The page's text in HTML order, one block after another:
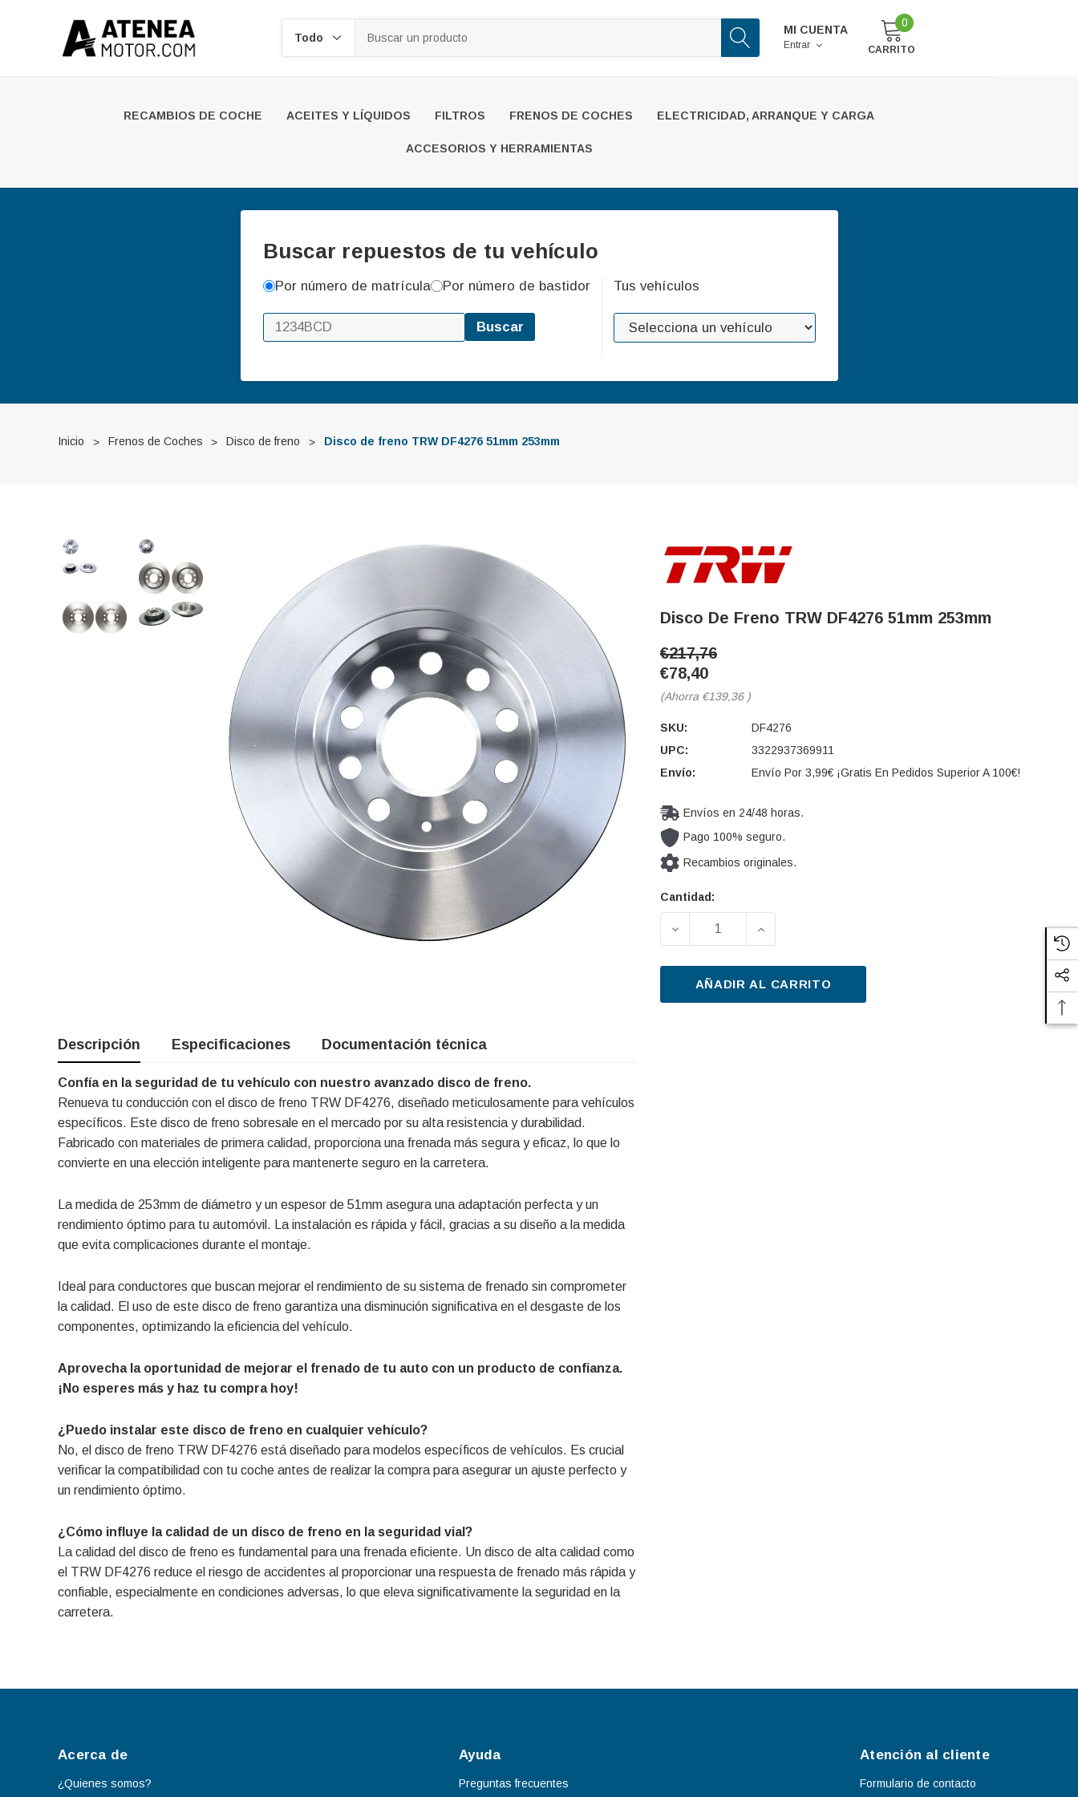
MI CUENTA
Entrar
0
CARRITO
RECAMBIOS DE COCHE ACEITES Y LÍQUIDOS FILTROS FRENOS DE COCHES ELECTRICIDAD, ARRANQUE Y CARGA
ACCESORIOS Y HERRAMIENTAS
Buscar repuestos de tu vehículo
Por número de matrícula Por número de bastidor
Buscar
Tus vehículos
Inicio Frenos de Coches Disco de freno Disco de freno TRW DF4276 51mm 253mm
Disco De Freno TRW DF4276 51mm 253mm
€217,76
€78,40
(Ahorra €139,36 )
SKU:
DF4276
UPC:
3322937369911
Envío:
Envío Por 3,99€ ¡Gratis En Pedidos Superior A 100€!
Envíos en 24/48 horas.
Pago 100% seguro.
Recambios originales.
Cantidad
Cantidad:
DISMINUIR LA CANTIDAD DE DISCO DE FRENO TRW DF4276
AUMENTAR LA CANTIDAD DE DISCO DE FRENO
AÑADIR AL CARRITO
Descripción Especificaciones Documentación técnica
Confía en la seguridad de tu vehículo con nuestro avanzado disco de freno.
Renueva tu conducción con el disco de freno TRW DF4276, diseñado meticulosamente para vehículos
específicos. Este disco de freno sobresale en el mercado por su alta resistencia y durabilidad.
Fabricado con materiales de primera calidad, proporciona una frenada más segura y eficaz, lo que lo
convierte en una elección inteligente para mantenerte seguro en la carretera.
La medida de 253mm de diámetro y un espesor de 51mm asegura una adaptación perfecta y un
rendimiento óptimo para tu automóvil. La instalación es rápida y fácil, gracias a su diseño a la medida
que evita complicaciones durante el montaje.
Ideal para conductores que buscan mejorar el rendimiento de su sistema de frenado sin comprometer
la calidad. El uso de este disco de freno garantiza una disminución significativa en el desgaste de los
componentes, optimizando la eficiencia del vehículo.
Aprovecha la oportunidad de mejorar el frenado de tu auto con un producto de confianza.
¡No esperes más y haz tu compra hoy!
¿Puedo instalar este disco de freno en cualquier vehículo?
No, el disco de freno TRW DF4276 está diseñado para modelos específicos de vehículos. Es crucial
verificar la compatibilidad con tu coche antes de realizar la compra para asegurar un ajuste perfecto y
un rendimiento óptimo.
¿Cómo influye la calidad de un disco de freno en la seguridad vial?
La calidad del disco de freno es fundamental para una frenada eficiente. Un disco de alta calidad como
el TRW DF4276 reduce el riesgo de accidentes al proporcionar una respuesta de frenado más rápida y
confiable, especialmente en condiciones adversas, lo que eleva significativamente la seguridad en la
carretera.
Acerca de
¿Quienes somos?
Ayuda
Preguntas frecuentes
Atención al cliente
Formulario de contacto